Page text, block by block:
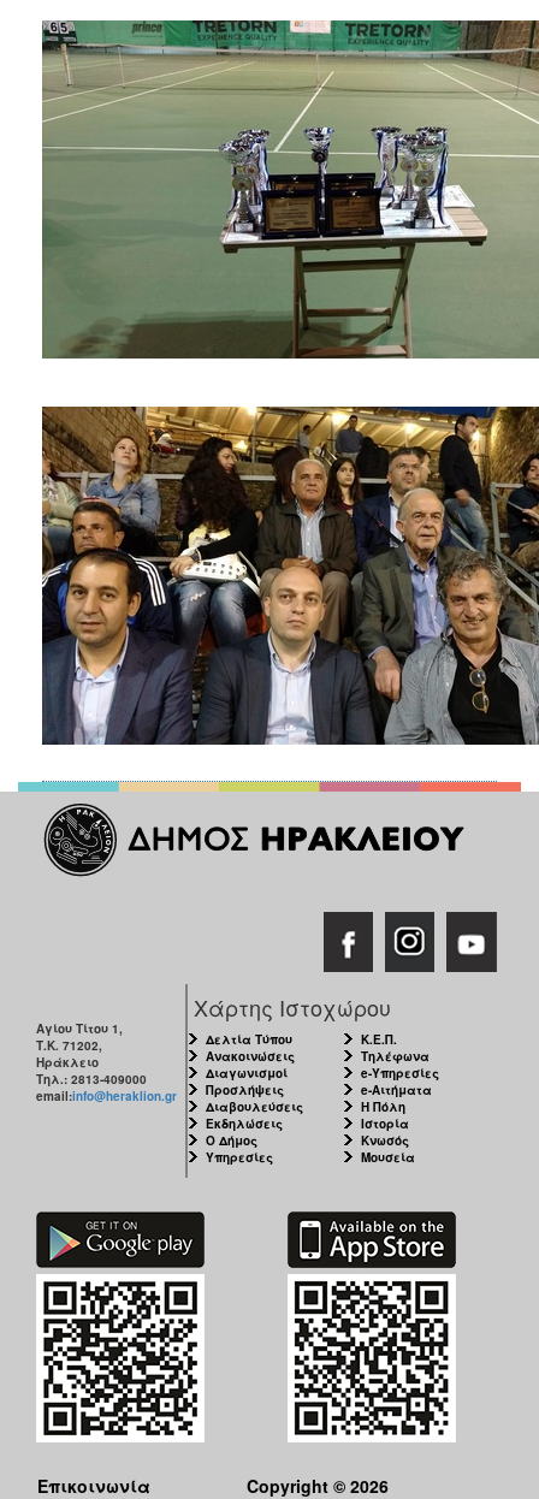
Αγίου Τίτου 1,
Τ.Κ. 71202,
Ηράκλειο
Τηλ.: 2813-409000
email:info@heraklion.gr
Χάρτης Ιστοχώρου
Δελτία Τύπου
Ανακοινώσεις
Διαγωνισμοί
Προσλήψεις
Διαβουλεύσεις
Εκδηλώσεις
Ο Δήμος
Υπηρεσίες
Κ.Ε.Π.
Τηλέφωνα
e-Υπηρεσίες
e-Αιτήματα
Η Πόλη
Ιστορία
Κνωσός
Μουσεία
Επικοινωνία
Copyright © 2026